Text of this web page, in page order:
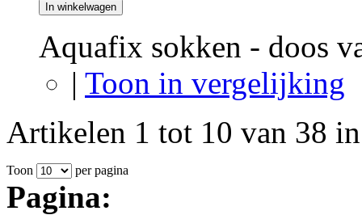
In winkelwagen
Aquafix sokken - doos
| Toon in vergelijking
Artikelen 1 tot 10 van 38
Toon per pagina
Pagina: